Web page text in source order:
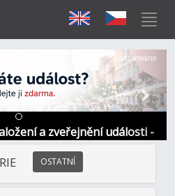
a zveřejnění události -
Další
Sponzorováno
OSTATNÍ